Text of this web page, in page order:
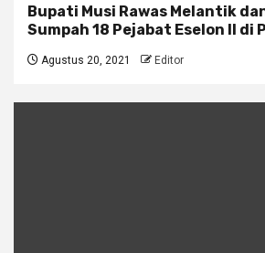
Bupati Musi Rawas Melantik
Sumpah 18 Pejabat Eselon ll di
Agustus 20, 2021 Editor